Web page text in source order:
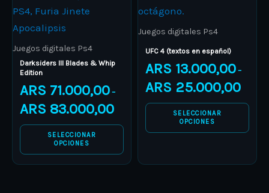
Juegos digitales Ps4
Darksiders III Blades & Whip
Edition
ARS 71.000,00 –
ARS 83.000,00
ARS 83.000,00
SELECCIONAR
OPCIONES
has
multiple
variants.
The
options
may
be
chosen
the
Juegos digitales Ps4
UFC 4 (textos en español)
ARS 13.000,00 –
ARS 25.000,00
SELECCIONAR
OPCIONES
has
multiple
options
may
be
chosen
the